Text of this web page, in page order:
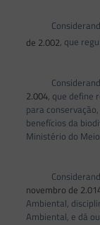
de 2.002, que
2.004, que define
para
benefícios da
Ministério do
novembro de
Ambiental,
Ambiental, e dá